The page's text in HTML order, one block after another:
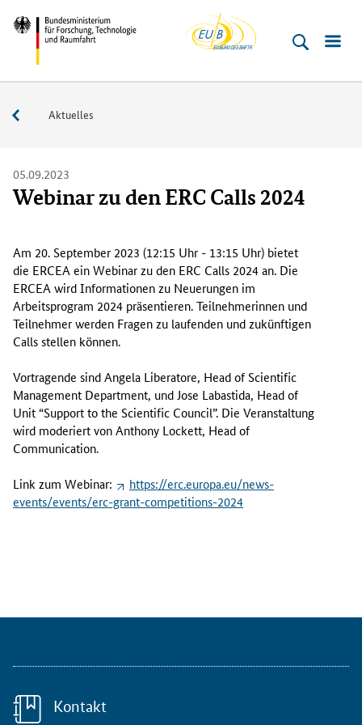
Direkt
zum
Inhalt
(Eingabetaste)
Direkt
zum
Hauptmenu
(Eingabetaste)
Direkt
zur
Suche
(Eingabetaste)
Direkt
zur
Fußleiste
(Enter)
Bundesministerium
Technologie
Buero
Service
Aktuelles
05.09.2023
Webinar zu den ERC Calls 2024
m
2
0
S
e
t
e
m
b
e
2
0
1
r
-
Am 20. September 2023 (12:15 Uhr - 13:15 Uhr) bietet
die ERCEA ein Webinar zu den ERC Calls 2024 an. Die
ERCEA wird Informationen zu Neuerungen im
Arbeitsprogram 2024 präsentieren. Teilnehmerinnen und
Teilnehmer werden Fragen zu laufenden und zukünftigen
Calls stellen können.
Vortragende sind Angela Liberatore, Head of Scientific
Management Department, und Jose Labastida, Head of
Unit “Support to the Scientific Council”. Die Veranstaltung
wird moderiert von Anthony Lockett, Head of
Communication.
Link zum Webinar:
https://erc.europa.eu/news-
events/events/erc-grant-competitions-2024
Kontakt